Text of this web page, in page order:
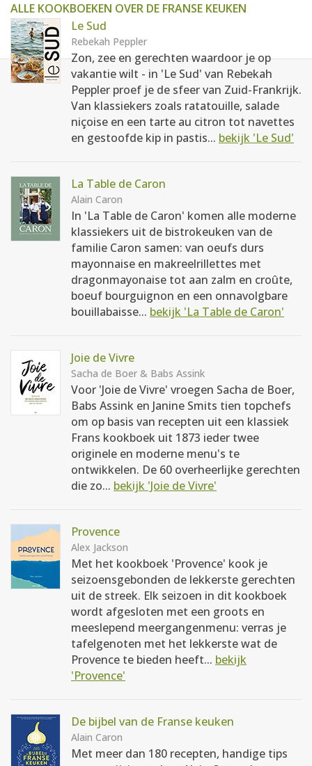
ALLE KOOKBOEKEN OVER DE FRANSE KEUKEN
Le Sud
Rebekah Peppler
Zon, zee en gerechten waardoor je op
vakantie wilt - in 'Le Sud' van Rebekah
Peppler proef je de sfeer van Zuid-Frankrijk.
Van klassiekers zoals ratatouille, salade
niçoise en een tarte au citron tot navettes
en gestoofde kip in pastis... bekijk 'Le Sud'
La Table de Caron
Alain Caron
In 'La Table de Caron' komen alle moderne
klassiekers uit de bistrokeuken van de
familie Caron samen: van oeufs durs
mayonnaise en makreelrillettes met
dragonmayonaise tot aan zalm en croûte,
boeuf bourguignon en een onnavolgbare
bouillabaisse... bekijk 'La Table de Caron'
Joie de Vivre
Sacha de Boer & Babs Assink
Voor 'Joie de Vivre' vroegen Sacha de Boer,
Babs Assink en Janine Smits tien topchefs
om op basis van recepten uit een klassiek
Frans kookboek uit 1873 ieder twee
originele en moderne menu's te
ontwikkelen. De 60 overheerlijke gerechten
die zo... bekijk 'Joie de Vivre'
Provence
Alex Jackson
Met het kookboek 'Provence' kook je
seizoensgebonden de lekkerste gerechten
uit de streek. Elk seizoen in dit kookboek
wordt afgesloten met een groots en
meeslepend meergangenmenu: verras je
tafelgenoten met het lekkerste wat de
Provence te bieden heeft... bekijk
'Provence'
De bijbel van de Franse keuken
Alain Caron
Met meer dan 180 recepten, handige tips